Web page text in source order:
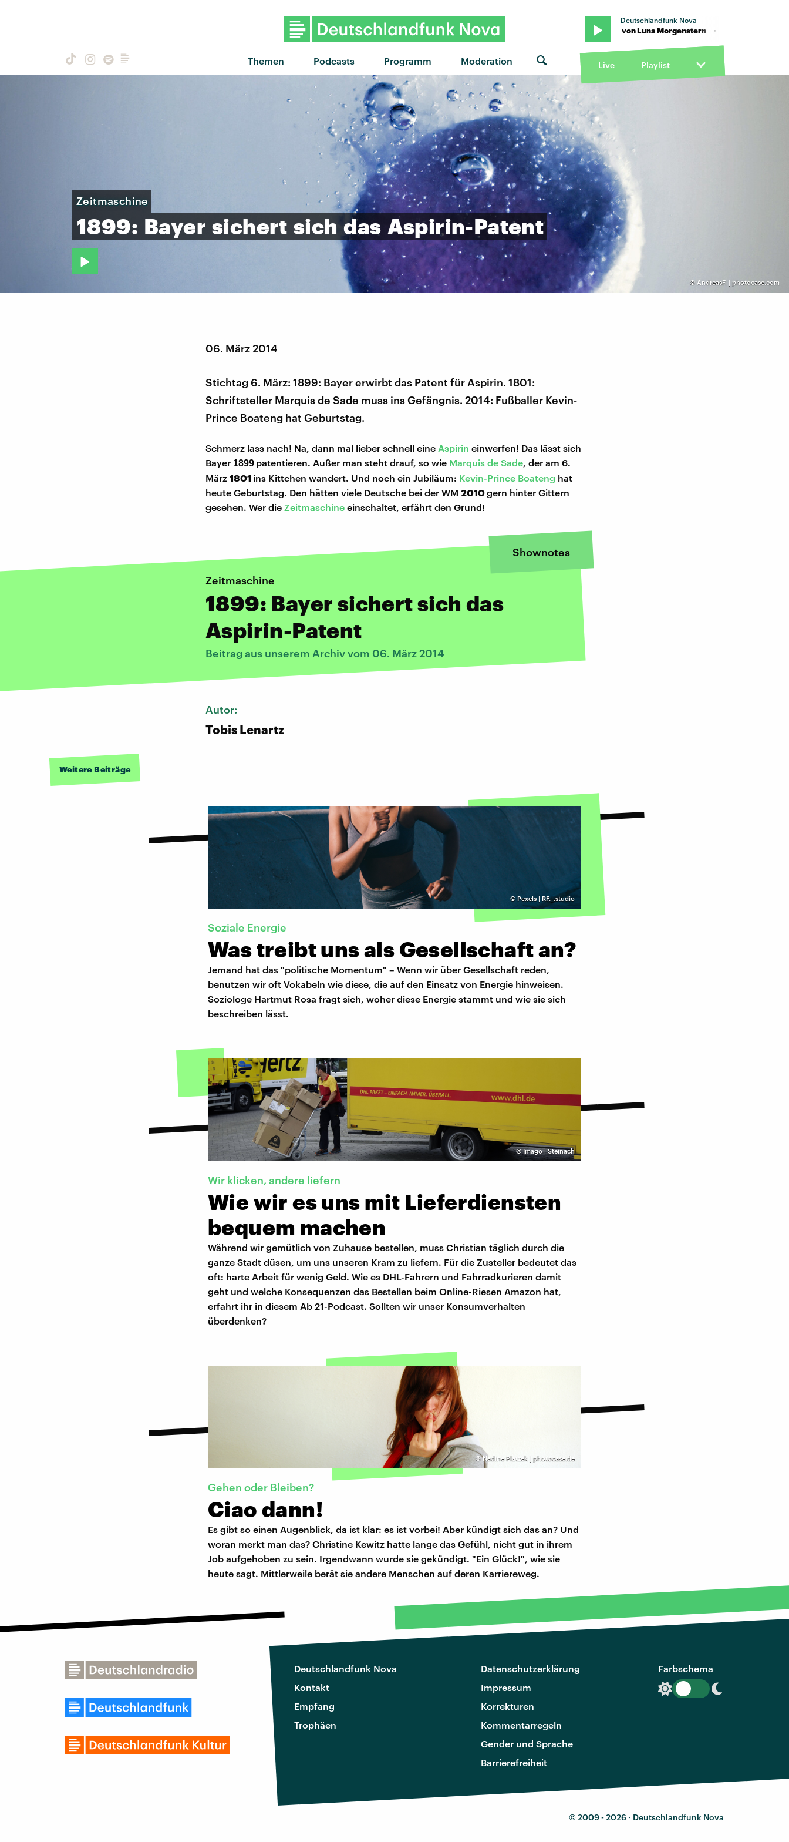
Themen Podcasts Programm Moderation
Deutschlandfunk Nova
"Kids" von Luna Morgenstern · "Kids" von Luna Morgenstern · "Kids" von Luna Morgenstern
Live Playlist
© AndreasF. | photocase.com
Zeitmaschine
1899: Bayer sichert sich das Aspirin-Patent
06. März 2014
Stichtag 6. März: 1899: Bayer erwirbt das Patent für Aspirin. 1801:
Schriftsteller Marquis de Sade muss ins Gefängnis. 2014: Fußballer Kevin-
Prince Boateng hat Geburtstag.
Schmerz lass nach! Na, dann mal lieber schnell eine Aspirin einwerfen! Das lässt sich
Bayer 1899 patentieren. Außer man steht drauf, so wie Marquis de Sade, der am 6.
März 1801 ins Kittchen wandert. Und noch ein Jubiläum: Kevin-Prince Boateng hat
heute Geburtstag. Den hätten viele Deutsche bei der WM 2010gern hinter Gittern
gesehen. Wer die Zeitmaschine einschaltet, erfährt den Grund!
Shownotes
Zeitmaschine
1899: Bayer sichert sich das
Aspirin-Patent
Beitrag aus unserem Archiv vom 06. März 2014
Autor:
Tobis Lenartz
Weitere Beiträge
© Pexels | RF._.studio
Soziale Energie
Was treibt uns als Gesellschaft an?
Jemand hat das "politische Momentum" – Wenn wir über Gesellschaft reden,
benutzen wir oft Vokabeln wie diese, die auf den Einsatz von Energie hinweisen.
Soziologe Hartmut Rosa fragt sich, woher diese Energie stammt und wie sie sich
beschreiben lässt.
©Imago | Steinach
Wir klicken, andere liefern
Wie wir es uns mit Lieferdiensten
bequem machen
Während wir gemütlich von Zuhause bestellen, muss Christian täglich durch die
ganze Stadt düsen, um uns unseren Kram zu liefern. Für die Zusteller bedeutet das
oft: harte Arbeit für wenig Geld. Wie es DHL-Fahrern und Fahrradkurieren damit
geht und welche Konsequenzen das Bestellen beim Online-Riesen Amazon hat,
erfahrt ihr in diesem Ab 21-Podcast. Sollten wir unser Konsumverhalten
überdenken?
©Nadine Platzek | photocase.de
Gehen oder Bleiben?
Ciao dann!
Es gibt so einen Augenblick, da ist klar: es ist vorbei! Aber kündigt sich das an? Und
woran merkt man das? Christine Kewitz hatte lange das Gefühl, nicht gut in ihrem
Job aufgehoben zu sein. Irgendwann wurde sie gekündigt. "Ein Glück!", wie sie
heute sagt. Mittlerweile berät sie andere Menschen auf deren Karriereweg.
Deutschlandfunk Nova
Kontakt
Empfang
Trophäen
Datenschutzerklärung
Impressum
Korrekturen
Kommentarregeln
Gender und Sprache
Barrierefreiheit
Farbschema
© 2009 - 2026 · Deutschlandfunk Nova